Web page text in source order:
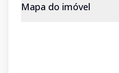
Mapa do imóvel